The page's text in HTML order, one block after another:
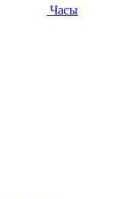
Часы